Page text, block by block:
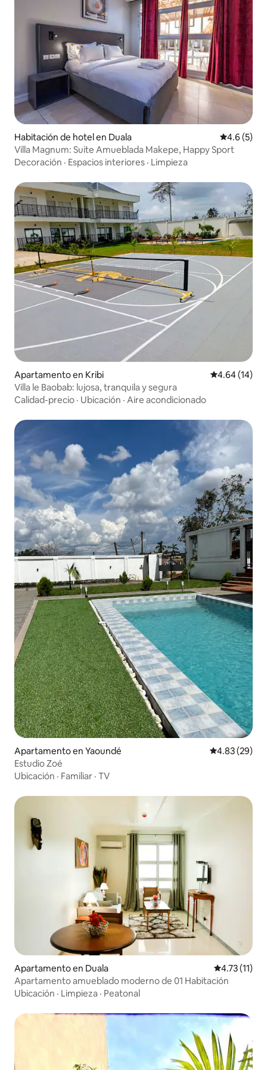
Habitación de hotel en Duala
4.6 (5)
Villa Magnum: Suite Amueblada Makepe, Happy Sport
Decoración · Espacios interiores · Limpieza
Apartamento en Kribi Calificación
4.64 (14)
Villa le Baobab: lujosa, tranquila y segura
Calidad-precio · Ubicación · Aire acondicionado
Apartamento en Yaoundé Calificación
4.83 (29)
Estudio Zoé
Ubicación · Familiar · TV
Apartamento en Duala Calificación
4.73 (11)
Apartamento amueblado moderno de 01 Habitación
Ubicación · Limpieza · Peatonal